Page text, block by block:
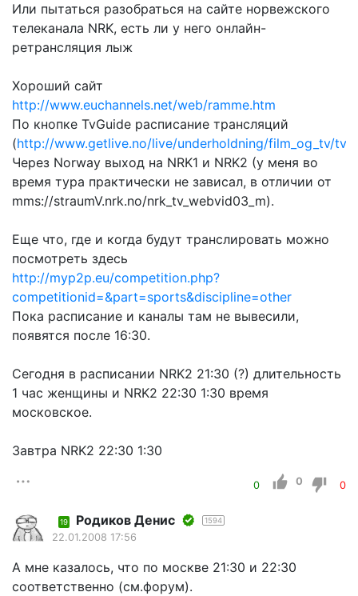
Или пытаться разобраться на сайте норвежского
телеканала NRK, есть ли у него онлайн-
ретрансляция лыж
Хороший сайт
http://www.euchannels.net/web/ramme.htm
По кнопке TvGuide расписание трансляций
(http://www.getlive.no/live/underholdning/film_og_tv/
Через Norway выход на NRK1 и NRK2 (у меня во
время тура практически не зависал, в отличии от
mms://straumV.nrk.no/nrk_tv_webvid03_m).
Еще что, где и когда будут транслировать можно
посмотреть здесь
http://myp2p.eu/competition.php?
competitionid=&part=sports&discipline=other
Пока расписание и каналы там не вывесили,
появятся после 16:30.
Сегодня в расписании NRK2 21:30 (?) длительность
1 час женщины и NRK2 22:30 1:30 время
московское.
Завтра NRK2 22:30 1:30
0 0 0
19 Родиков Денис 1594
22.01.2008 17:56
А мне казалось, что по москве 21:30 и 22:30
соответственно (см.форум).